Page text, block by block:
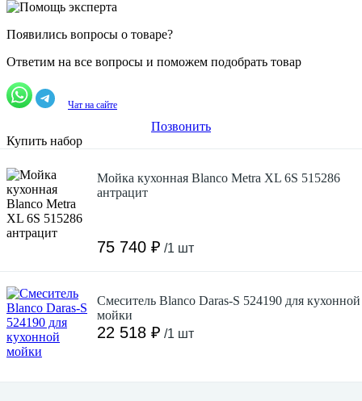
Появились вопросы о товаре?
Ответим на все вопросы и поможем подобрать товар
Чат на сайте
Позвонить
Купить набор
Мойка кухонная Blanco Metra XL 6S 515286
антрацит
75 740 ₽ /1 шт
Смеситель Blanco Daras-S 524190 для кухонной
мойки
22 518 ₽ /1 шт